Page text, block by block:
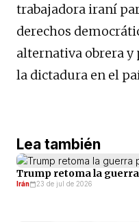
trabajadora iraní
derechos
alternativa obrera
la dictadura en el
Lea también
Trump retoma la
Irán 23 de jul de 2026